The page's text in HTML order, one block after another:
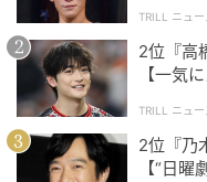
※本記事は、自社で募
の意見を集計した結
全体の意見を代表、
とを、あらかじめご了
※記事内の情報は執
TRILL ニュー
2位『高
【一気
TRILL ニュー
2位『乃
【“日